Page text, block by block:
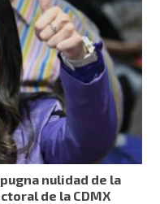
nulidad de la
de la CDMX